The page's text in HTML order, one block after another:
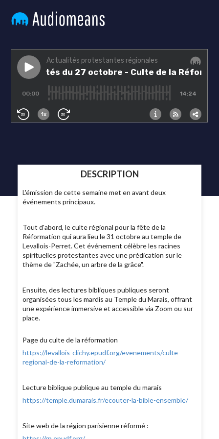
DESCRIPTION
L'émission de cette semaine met en avant deux
événements principaux.
Tout d'abord, le culte régional pour la fête de la
Réformation qui aura lieu le 31 octobre au temple de
Levallois-Perret. Cet événement célèbre les racines
spirituelles protestantes avec une prédication sur le
thème de "Zachée, un arbre de la grâce".
Ensuite, des lectures bibliques publiques seront
organisées tous les mardis au Temple du Marais, offrant
une expérience immersive et accessible via Zoom ou sur
place.
Page du culte de la réformation
https://levallois-clichy.epudf.org/evenements/culte-
regional-de-la-reformation/
Lecture biblique publique au temple du marais
https://temple.dumarais.fr/ecouter-la-bible-ensemble/
Site web de la région parisienne réformé :